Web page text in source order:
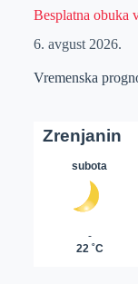
Besplatna obuka
6. avgust 2026.
Vremenska